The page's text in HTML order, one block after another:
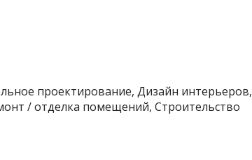
проектирование, Дизайн интерьеров,
/ отделка помещений, Строительство